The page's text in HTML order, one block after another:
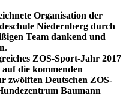
Organisation der
Niedernberg durch
Team dankend und
ZOS-Sport-Jahr 2017
die kommenden
zwölften Deutschen ZOS-
Baumann